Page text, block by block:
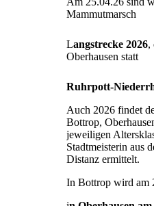
Mammutmarsch
Langstrecke 2026,
Oberhausen statt
Ruhrpott-
Auch 2026 findet
Bottrop,
jeweiligen
Stadtmeisterin aus
Distanz ermittelt.
In Bottrop wird am